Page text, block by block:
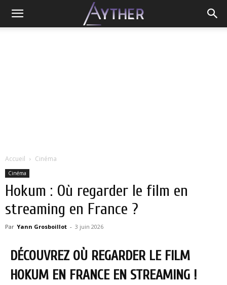
Accueil Cinéma
Cinéma
Hokum : Où regarder le film en
streaming en France ?
Par Yann Grosboillot - 3 juin 2026
DÉCOUVREZ OÙ REGARDER LE FILM
HOKUM EN FRANCE EN STREAMING !